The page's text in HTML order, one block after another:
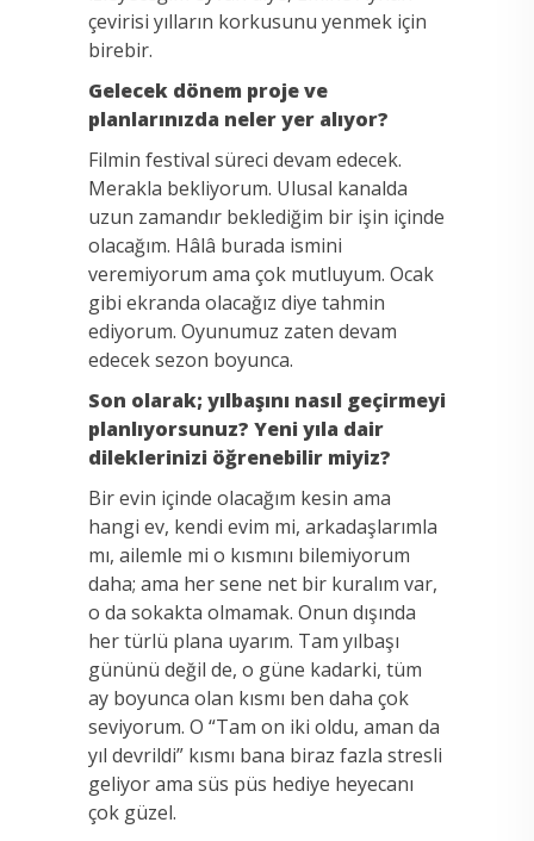
çevirisi yılların korkusunu yenmek için
birebir.
Gelecek dönem proje ve
planlarınızda neler yer alıyor?
Filmin festival süreci devam edecek.
Merakla bekliyorum. Ulusal kanalda
uzun zamandır beklediğim bir işin içinde
olacağım. Hâlâ burada ismini
veremiyorum ama çok mutluyum. Ocak
gibi ekranda olacağız diye tahmin
ediyorum. Oyunumuz zaten devam
edecek sezon boyunca.
Son olarak; yılbaşını nasıl geçirmeyi
planlıyorsunuz? Yeni yıla dair
dileklerinizi öğrenebilir miyiz?
Bir evin içinde olacağım kesin ama
hangi ev, kendi evim mi, arkadaşlarımla
mı, ailemle mi o kısmını bilemiyorum
daha; ama her sene net bir kuralım var,
o da sokakta olmamak. Onun dışında
her türlü plana uyarım. Tam yılbaşı
gününü değil de, o güne kadarki, tüm
ay boyunca olan kısmı ben daha çok
seviyorum. O “Tam on iki oldu, aman da
yıl devrildi” kısmı bana biraz fazla stresli
geliyor ama süs püs hediye heyecanı
çok güzel.